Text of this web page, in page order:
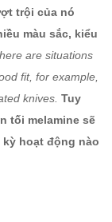
trội của nó
màu sắc, kiểu
are situations
fit, for example,
knives. Tuy
tối melamine sẽ
hoạt động nào